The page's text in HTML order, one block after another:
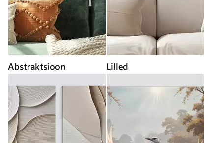
Abstraktsioon Lilled